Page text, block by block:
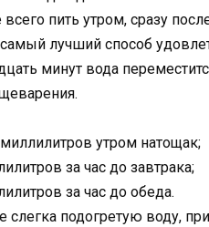
пить утром, сразу
лучший способ
минут вода
утром натощак;
за час до завтрака;
за час до обеда.
слегка подогретую воду,